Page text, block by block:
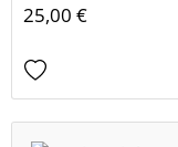
25,00 €